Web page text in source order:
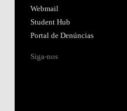
Webmail
Student Hub
Portal de Denúncias
Siga-nos